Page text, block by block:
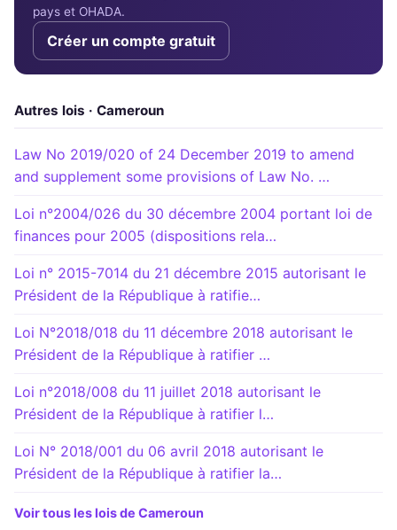
pays et OHADA.
Créer un compte gratuit
Autres lois · Cameroun
Law No 2019/020 of 24 December 2019 to amend
and supplement some provisions of Law No. …
Loi n°2004/026 du 30 décembre 2004 portant loi de
finances pour 2005 (dispositions rela…
Loi n° 2015-7014 du 21 décembre 2015 autorisant le
Président de la République à ratifie…
Loi N°2018/018 du 11 décembre 2018 autorisant le
Président de la République à ratifier …
Loi n°2018/008 du 11 juillet 2018 autorisant le
Président de la République à ratifier l…
Loi N° 2018/001 du 06 avril 2018 autorisant le
Président de la République à ratifier la…
Voir tous les lois de Cameroun